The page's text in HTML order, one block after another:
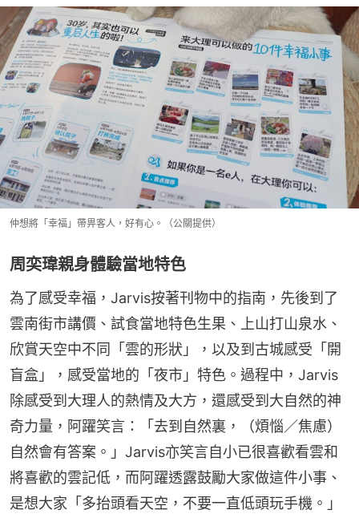
仲想將「幸福」帶畀客人，好有心。（公關提供）
周奕瑋親身體驗當地特色
為了感受幸福，Jarvis按著刊物中的指南，先後到了
雲南街市講價、試食當地特色生果、上山打山泉水、
欣賞天空中不同「雲的形狀」，以及到古城感受「開
盲盒」，感受當地的「夜市」特色。過程中，Jarvis
除感受到大理人的熱情及大方，還感受到大自然的神
奇力量，阿躍笑言：「去到自然裏，（煩惱／焦慮）
自然會有答案。」Jarvis亦笑言自小已很喜歡看雲和
將喜歡的雲記低，而阿躍透露鼓勵大家做這件小事、
是想大家「多抬頭看天空，不要一直低頭玩手機。」